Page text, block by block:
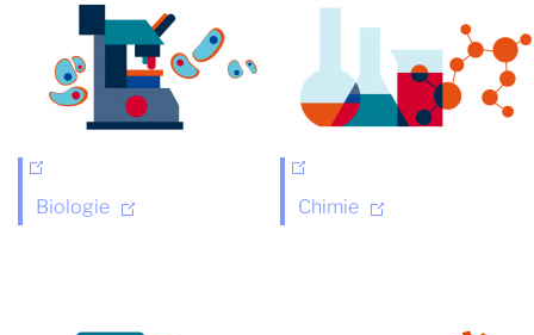
Biologie Chimie